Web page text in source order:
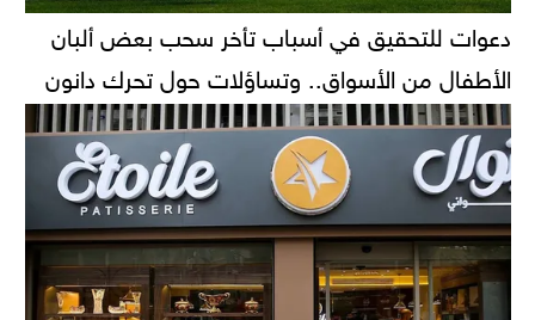
دعوات للتحقيق في أسباب تأخر سحب بعض ألبان
الأطفال من الأسواق.. وتساؤلات حول تحرك دانون